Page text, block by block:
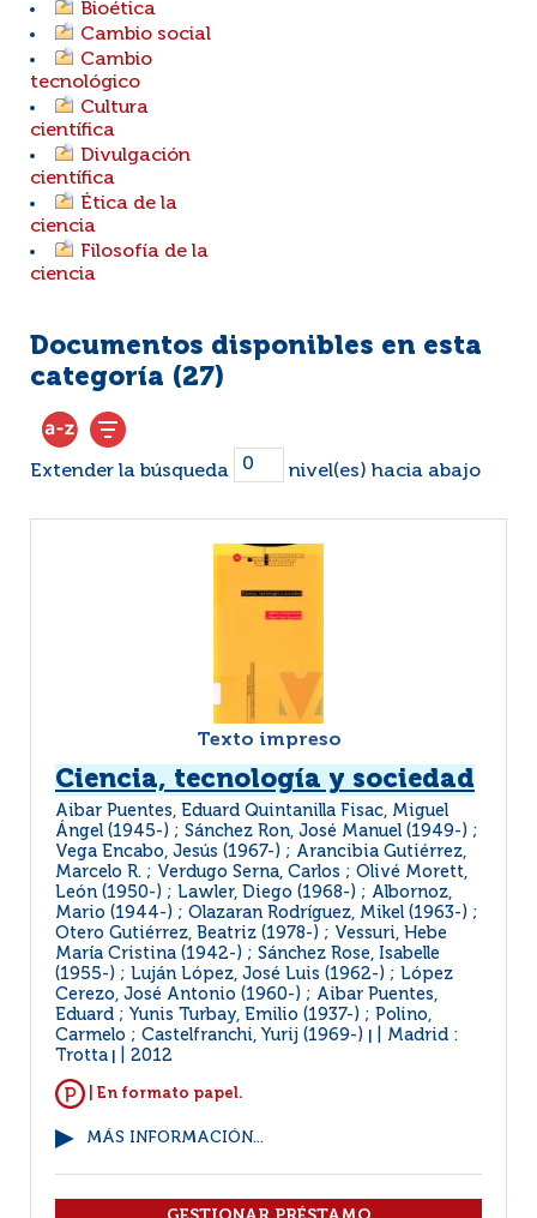
Bioética
Cambio social
Cambio
tecnológico
Cultura
científica
Divulgación
científica
Ética de la
ciencia
Filosofía de la
ciencia
Documentos disponibles en esta
categoría (27)
Extender la búsqueda nivel(es) hacia abajo
Texto impreso
Ciencia, tecnología y sociedad
Aibar Puentes, Eduard Quintanilla Fisac, Miguel
Ángel (1945-) ; Sánchez Ron, José Manuel (1949-) ;
Vega Encabo, Jesús (1967-) ; Arancibia Gutiérrez,
Marcelo R. ; Verdugo Serna, Carlos ; Olivé Morett,
León (1950-) ; Lawler, Diego (1968-) ; Albornoz,
Mario (1944-) ; Olazaran Rodríguez, Mikel (1963-) ;
Otero Gutiérrez, Beatriz (1978-) ; Vessuri, Hebe
María Cristina (1942-) ; Sánchez Rose, Isabelle
(1955-) ; Luján López, José Luis (1962-) ; López
Cerezo, José Antonio (1960-) ; Aibar Puentes,
Eduard ; Yunis Turbay, Emilio (1937-) ; Polino,
Carmelo ; Castelfranchi, Yurij (1969-)
Madrid :
Trotta
2012
| En formato papel.
MÁS INFORMACIÓN...